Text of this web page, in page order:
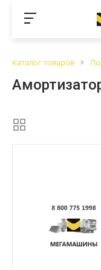
Каталог товаров